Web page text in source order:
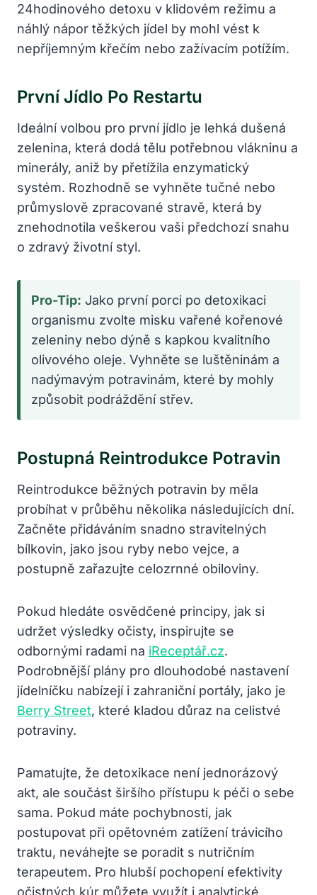
24hodinového detoxu v klidovém režimu a
náhlý nápor těžkých jídel by mohl vést k
nepříjemným křečím nebo zažívacím potížím.
První Jídlo Po Restartu
Ideální volbou pro první jídlo je lehká dušená
zelenina, která dodá tělu potřebnou vlákninu a
minerály, aniž by přetížila enzymatický
systém. Rozhodně se vyhněte tučné nebo
průmyslově zpracované stravě, která by
znehodnotila veškerou vaši předchozí snahu
o zdravý životní styl.
Pro-Tip: Jako první porci po detoxikaci
organismu zvolte misku vařené kořenové
zeleniny nebo dýně s kapkou kvalitního
olivového oleje. Vyhněte se luštěninám a
nadýmavým potravinám, které by mohly
způsobit podráždění střev.
Postupná Reintrodukce Potravin
Reintrodukce běžných potravin by měla
probíhat v průběhu několika následujících dní.
Začněte přidáváním snadno stravitelných
bílkovin, jako jsou ryby nebo vejce, a
postupně zařazujte celozrnné obiloviny.
Pokud hledáte osvědčené principy, jak si
udržet výsledky očisty, inspirujte se
odbornými radami na iReceptář.cz.
Podrobnější plány pro dlouhodobé nastavení
jídelníčku nabízejí i zahraniční portály, jako je
Berry Street, které kladou důraz na celistvé
potraviny.
Pamatujte, že detoxikace není jednorázový
akt, ale součást širšího přístupu k péči o sebe
sama. Pokud máte pochybnosti, jak
postupovat při opětovném zatížení trávicího
traktu, neváhejte se poradit s nutričním
terapeutem. Pro hlubší pochopení efektivity
očistných kúr můžete využít i analytické